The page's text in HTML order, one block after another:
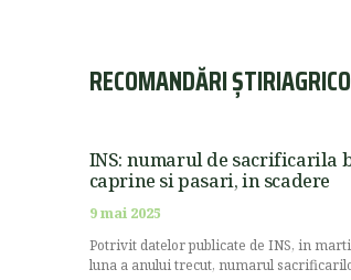
RECOMANDĂRI
INS: numarul de sacrificarila
caprine si pasari, in scadere
9 mai 2025
Potrivit datelor publicate de INS, in
luna a anului trecut, numarul